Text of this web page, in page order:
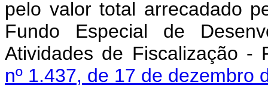
pelo valor total arrecadado
Fundo Especial de
Atividades de Fiscalização -
nº 1.437, de 17 de dezembro